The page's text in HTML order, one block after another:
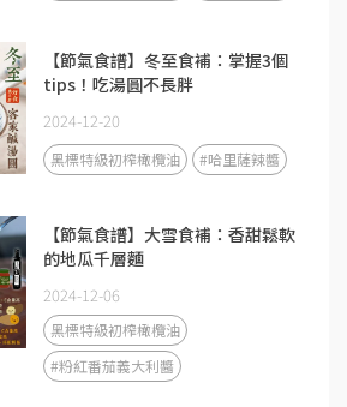
【節氣食譜】冬至食補：掌握3個
tips！吃湯圓不長胖
2024-12-20
黑標特級初榨橄欖油 #哈里薩辣醬
【節氣食譜】大雪食補：香甜鬆軟
的地瓜千層麵
2024-12-06
黑標特級初榨橄欖油
#粉紅番茄義大利醬